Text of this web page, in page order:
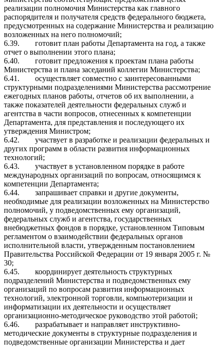
реализации полномочия Министерства как главного
распорядителя и получателя средств федерального бюджета,
предусмотренных на содержание Министерства и реализацию
возложенных на него полномочий;
6.39.
готовит план работы Департамента на год, а также
отчет о выполнении этого плана;
6.40.
готовит предложения к проектам плана работы
Министерства и плана заседаний коллегии Министерства;
6.41.
осуществляет совместно с заинтересованными
структурными подразделениями Министерства рассмотрение
ежегодных планов работы, отчетов об их выполнении, а
также показателей деятельности федеральных служб и
агентства в части вопросов, отнесенных к компетенции
Департамента, для представления и последующего их
утверждения Министром;
6.42.
участвует в разработке и реализации федеральных и
других программ в области развития информационных
технологий;
6.43.
участвует в установленном порядке в работе
международных организаций по вопросам, относящимся к
компетенции Департамента;
6.44.
запрашивает справки и другие документы,
необходимые для реализации возложенных на Министерство
полномочий, у подведомственных ему организаций,
федеральных служб и агентства, государственных
внебюджетных фондов в порядке, установленном Типовым
регламентом о взаимодействии федеральных органов
исполнительной власти, утвержденным постановлением
Правительства Российской Федерации от 19 января 2005 г. №
30;
6.45.
координирует деятельность структурных
подразделений Министерства и подведомственных ему
организаций по вопросам развития информационных
технологий, электронной торговли, компьютеризации и
информатизации их деятельности и осуществляет
организационно-методическое руководство этой работой;
6.46.
разрабатывает и направляет инструктивно-
методические документы в структурные подразделения и
подведомственные организации Министерства и дает